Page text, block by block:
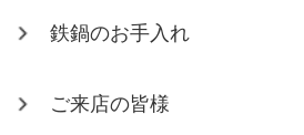
鉄鍋のお手入れ
ご来店の皆様